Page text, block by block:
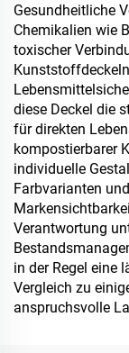
Gesundheitliche
Chemikalien wie
toxischer
diese Deckel die
für direkten
kompostierbarer
individuelle
Farbvarianten
Verantwortung
in der Regel eine
Vergleich zu
anspruchsvolle